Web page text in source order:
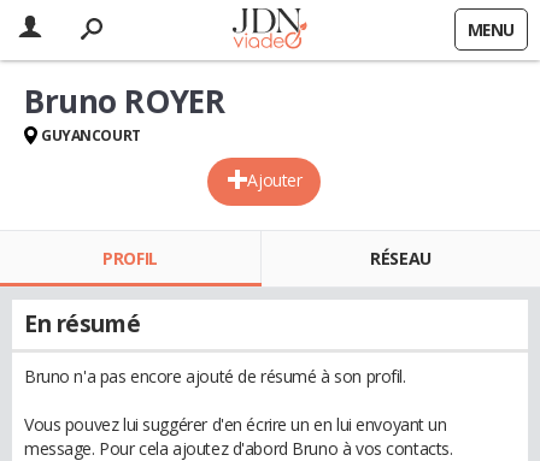
MENU
Ajouter
Bruno ROYER
GUYANCOURT
PROFIL RÉSEAU
En résumé
Bruno n'a pas encore ajouté de résumé à son profil.
Vous pouvez lui suggérer d'en écrire un en lui envoyant un
message. Pour cela ajoutez d'abord Bruno à vos contacts.